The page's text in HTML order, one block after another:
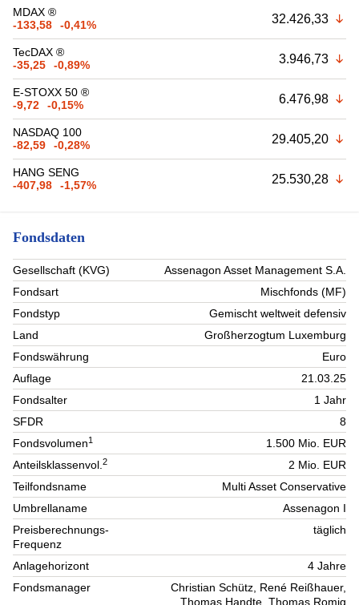
MDAX ®
-133,58
-0,41% 32.426,33
TecDAX ®
-35,25
-0,89% 3.946,73
E-STOXX 50 ®
-9,72
-0,15% 6.476,98
NASDAQ 100
-82,59
-0,28% 29.405,20
HANG SENG
-407,98
-1,57% 25.530,28
Fondsdaten
Gesellschaft (KVG)
Assenagon Asset Management S.A.
Fondsart
Mischfonds (MF)
Fondstyp
Gemischt weltweit defensiv
Land
Großherzogtum Luxemburg
Fondswährung
Euro
Auflage
21.03.25
Fondsalter
1 Jahr
SFDR
8
Fondsvolumen1
1.500 Mio. EUR
Anteilsklassenvol.2
2 Mio. EUR
Teilfondsname
Multi Asset Conservative
Umbrellaname
Assenagon I
Preisberechnungs-
Frequenz
täglich
Anlagehorizont
4 Jahre
Fondsmanager
Christian Schütz, René Reißhauer,
Thomas Handte, Thomas Romig